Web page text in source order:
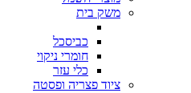
משק בית
כביסכל
חומרי ניקוי
כלי עזר
ציוד פצריה ופסטה